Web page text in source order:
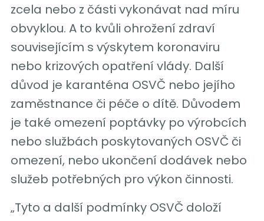
zcela nebo z části vykonávat nad míru
obvyklou. A to kvůli ohrožení zdraví
souvisejícím s výskytem koronaviru
nebo krizových opatření vlády. Další
důvod je karanténa OSVČ nebo jejího
zaměstnance či péče o dítě. Důvodem
je také omezení poptávky po výrobcích
nebo službách poskytovaných OSVČ či
omezení, nebo ukončení dodávek nebo
služeb potřebných pro výkon činnosti.
„Tyto a další podmínky OSVČ doloží